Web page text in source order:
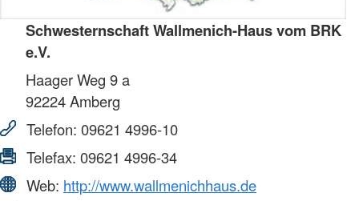
Schwesternschaft Wallmenich-Haus vom BRK
e.V.
Haager Weg 9 a
92224Amberg
Telefon: 09621 4996-10
Telefax: 09621 4996-34
Web: http://www.wallmenichhaus.de